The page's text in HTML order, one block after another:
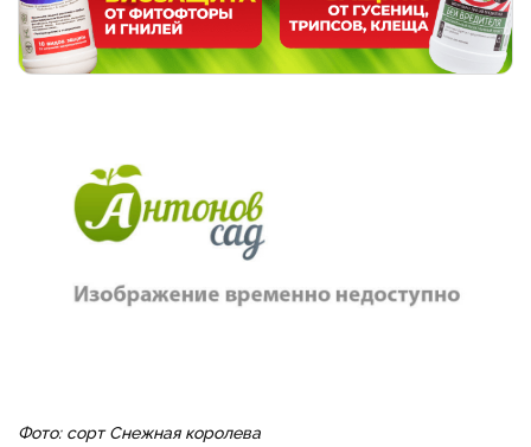
Фото: сорт Снежная королева